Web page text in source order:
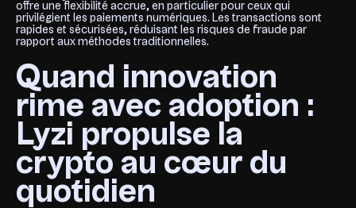
offre une flexibilité accrue, en particulier pour ceux qui
privilégient les paiements numériques. Les transactions sont
rapides et sécurisées, réduisant les risques de fraude par
rapport aux méthodes traditionnelles.
Quand innovation
rime avec adoption :
Lyzi propulse la
crypto au cœur du
quotidien